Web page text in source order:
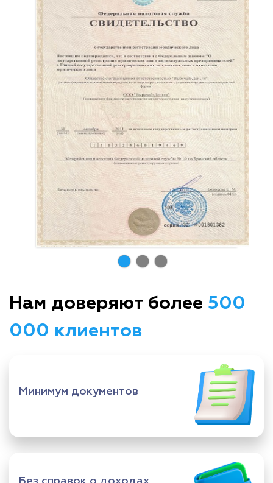
Нам доверяют более 500
000 клиентов
Минимум документов